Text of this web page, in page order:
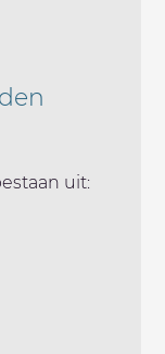
uit: